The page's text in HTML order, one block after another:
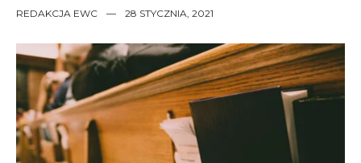
REDAKCJA EWC — 28 STYCZNIA, 2021